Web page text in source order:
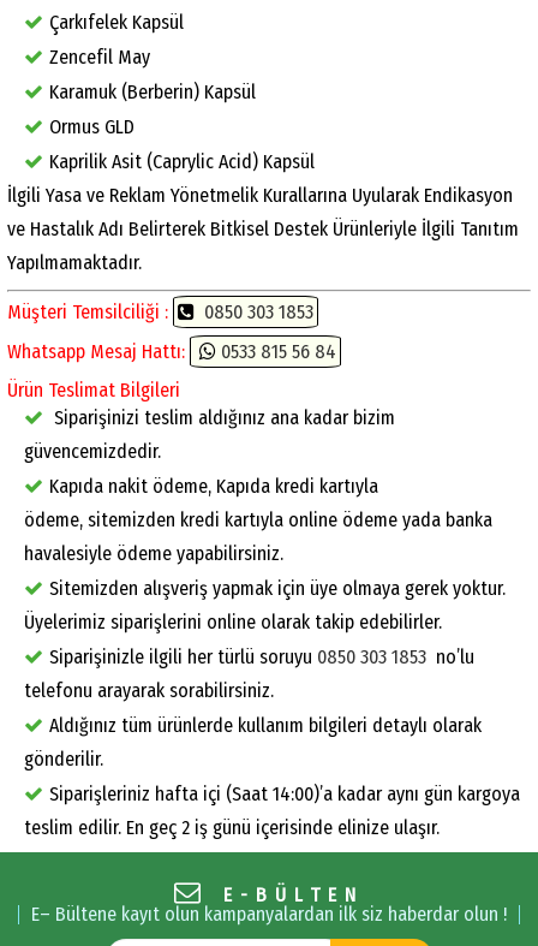
Çarkıfelek Kapsül
Zencefil May
Karamuk (Berberin) Kapsül
Ormus GLD
Kaprilik Asit (Caprylic Acid) Kapsül
İlgili Yasa ve Reklam Yönetmelik Kurallarına Uyularak Endikasyon
ve Hastalık Adı Belirterek Bitkisel Destek Ürünleriyle İlgili Tanıtım
Yapılmamaktadır.
Müşteri Temsilciliği :
0850 303 1853
Whatsapp Mesaj Hattı:
0533 815 56 84
Ürün Teslimat Bilgileri
Siparişinizi teslim aldığınız ana kadar bizim
güvencemizdedir.
Kapıda nakit ödeme, Kapıda kredi kartıyla
ödeme, sitemizden kredi kartıyla online ödeme yada banka
havalesiyle ödeme yapabilirsiniz.
Sitemizden alışveriş yapmak için üye olmaya gerek yoktur.
Üyelerimiz siparişlerini online olarak takip edebilirler.
Siparişinizle ilgili her türlü soruyu 0850 303 1853 no’lu
telefonu arayarak sorabilirsiniz.
Aldığınız tüm ürünlerde kullanım bilgileri detaylı olarak
gönderilir.
Siparişleriniz hafta içi (Saat 14:00)’a kadar aynı gün kargoya
teslim edilir. En geç 2 iş günü içerisinde elinize ulaşır.
E-BÜLTEN
E– Bültene kayıt olun kampanyalardan ilk siz haberdar olun !